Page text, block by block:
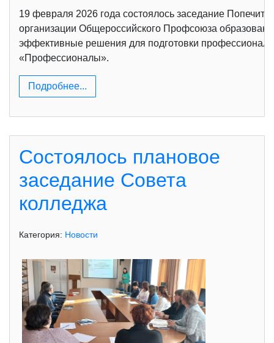
19 февраля 2026 года состоялось заседание
организации Общероссийского Профсоюза
эффективные решения для подготовки
«Профессионалы».
Подробнее...
Состоялось плановое
заседание Совета
колледжа
Категория: Новости